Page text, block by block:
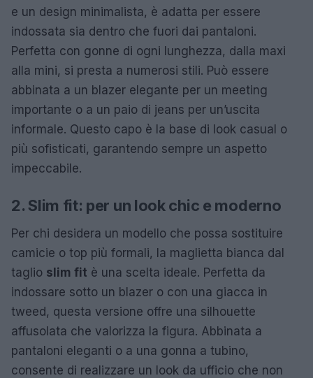
e un design minimalista, è adatta per essere
indossata sia dentro che fuori dai pantaloni.
Perfetta con gonne di ogni lunghezza, dalla maxi
alla mini, si presta a numerosi stili. Può essere
abbinata a un blazer elegante per un meeting
importante o a un paio di jeans per un’uscita
informale. Questo capo è la base di look casual o
più sofisticati, garantendo sempre un aspetto
impeccabile.
2. Slim fit: per un look chic e moderno
Per chi desidera un modello che possa sostituire
camicie o top più formali, la maglietta bianca dal
taglio slim fit è una scelta ideale. Perfetta da
indossare sotto un blazer o con una giacca in
tweed, questa versione offre una silhouette
affusolata che valorizza la figura. Abbinata a
pantaloni eleganti o a una gonna a tubino,
consente di realizzare un look da ufficio che non